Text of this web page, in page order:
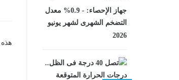
جهاز الإحصاء: - 0.9% معدل
التضخم الشهرى لشهر يونيو
2026
هذه